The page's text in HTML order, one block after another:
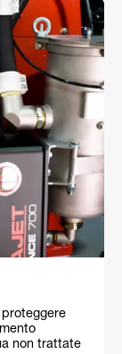
proteggere
non trattate